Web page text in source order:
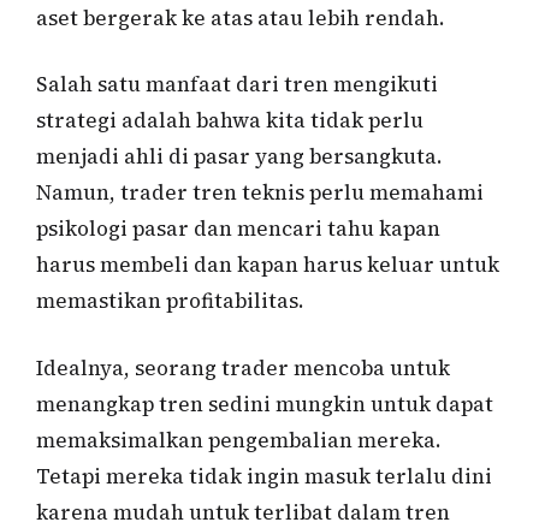
aset bergerak ke atas atau lebih rendah.
Salah satu manfaat dari tren mengikuti
strategi adalah bahwa kita tidak perlu
menjadi ahli di pasar yang bersangkuta.
Namun, trader tren teknis perlu memahami
psikologi pasar dan mencari tahu kapan
harus membeli dan kapan harus keluar untuk
memastikan profitabilitas.
Idealnya, seorang trader mencoba untuk
menangkap tren sedini mungkin untuk dapat
memaksimalkan pengembalian mereka.
Tetapi mereka tidak ingin masuk terlalu dini
karena mudah untuk terlibat dalam tren